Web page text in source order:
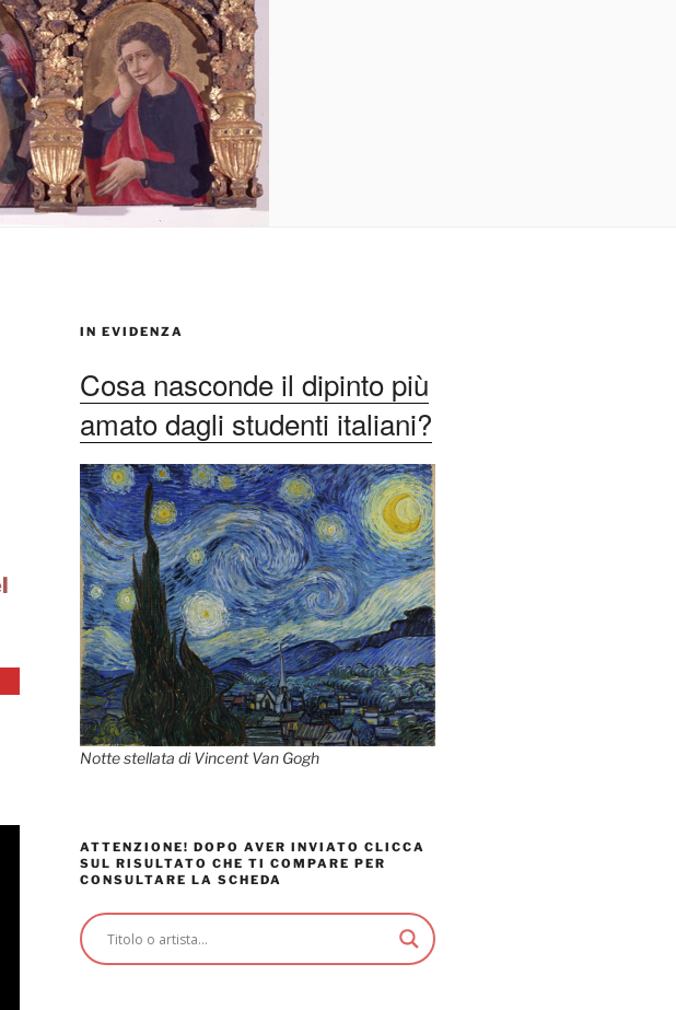
IN EVIDENZA
Cosa nasconde il dipinto più
amato dagli studenti italiani?
Notte stellata di Vincent Van Gogh
ATTENZIONE! DOPO AVER INVIATO CLICCA
SUL RISULTATO CHE TI COMPARE PER
CONSULTARE LA SCHEDA